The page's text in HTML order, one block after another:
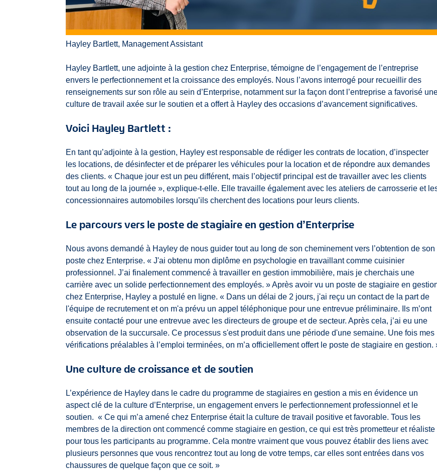
Hayley Bartlett, Management Assistant
Hayley Bartlett, une adjointe à la gestion chez Enterprise, témoigne de l’engagement de l’entreprise
envers le perfectionnement et la croissance des employés. Nous l’avons interrogé pour recueillir des
renseignements sur son rôle au sein d’Enterprise, notamment sur la façon dont l’entreprise a favorisé
culture de travail axée sur le soutien et a offert à Hayley des occasions d’avancement significatives.
Voici Hayley Bartlett :
En tant qu’adjointe à la gestion, Hayley est responsable de rédiger les contrats de location, d’inspecter
les locations, de désinfecter et de préparer les véhicules pour la location et de répondre aux demandes
des clients. « Chaque jour est un peu différent, mais l’objectif principal est de travailler avec les clients
tout au long de la journée », explique-t-elle. Elle travaille également avec les ateliers de carrosserie et
concessionnaires automobiles lorsqu’ils cherchent des locations pour leurs clients.
Le parcours vers le poste de stagiaire en gestion d’Enterprise
Nous avons demandé à Hayley de nous guider tout au long de son cheminement vers l’obtention de son
poste chez Enterprise. « J'ai obtenu mon diplôme en psychologie en travaillant comme cuisinier
professionnel. J’ai finalement commencé à travailler en gestion immobilière, mais je cherchais une
carrière avec un solide perfectionnement des employés. » Après avoir vu un poste de stagiaire en
chez Enterprise, Hayley a postulé en ligne. « Dans un délai de 2 jours, j'ai reçu un contact de la part de
l'équipe de recrutement et on m'a prévu un appel téléphonique pour une entrevue préliminaire. Ils m’ont
ensuite contacté pour une entrevue avec les directeurs de groupe et de secteur. Après cela, j’ai eu une
observation de la succursale. Ce processus s'est produit dans une période d'une semaine. Une fois mes
vérifications préalables à l’emploi terminées, on m’a officiellement offert le poste de stagiaire en gestion.
Une culture de croissance et de soutien
L’expérience de Hayley dans le cadre du programme de stagiaires en gestion a mis en évidence un
aspect clé de la culture d’Enterprise, un engagement envers le perfectionnement professionnel et le
soutien. « Ce qui m’a amené chez Enterprise était la culture de travail positive et favorable. Tous les
membres de la direction ont commencé comme stagiaire en gestion, ce qui est très prometteur et réaliste
pour tous les participants au programme. Cela montre vraiment que vous pouvez établir des liens avec
plusieurs personnes que vous rencontrez tout au long de votre temps, car elles sont entrées dans vos
chaussures de quelque façon que ce soit. »